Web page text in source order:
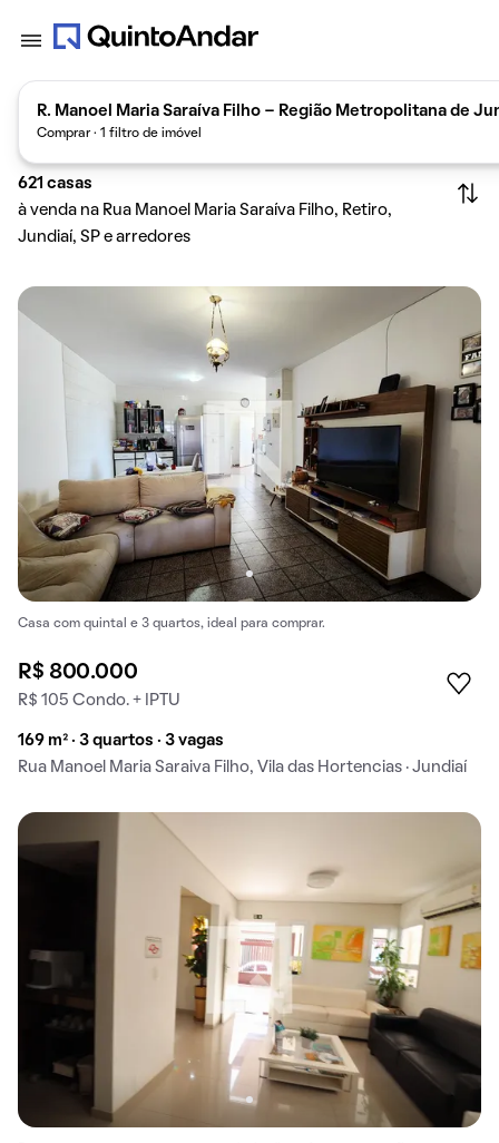
R. Manoel Maria Saraíva Filho - Região Metropolitana de
Comprar · 1 filtro de imóvel
621 casas
à venda na Rua Manoel Maria Saraíva Filho, Retiro,
Jundiaí, SP e arredores
Casa com quintal e 3 quartos, ideal para comprar.
R$ 800.000
R$ 105 Condo. + IPTU
169 m² · 3 quartos · 3 vagas
Rua Manoel Maria Saraiva Filho, Vila das Hortencias · Jundiaí